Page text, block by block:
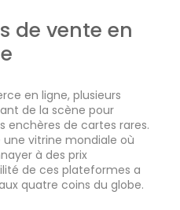
de vente en
en ligne, plusieurs
de la scène pour
enchères de cartes rares.
vitrine mondiale où
à des prix
de ces plateformes a
quatre coins du globe.